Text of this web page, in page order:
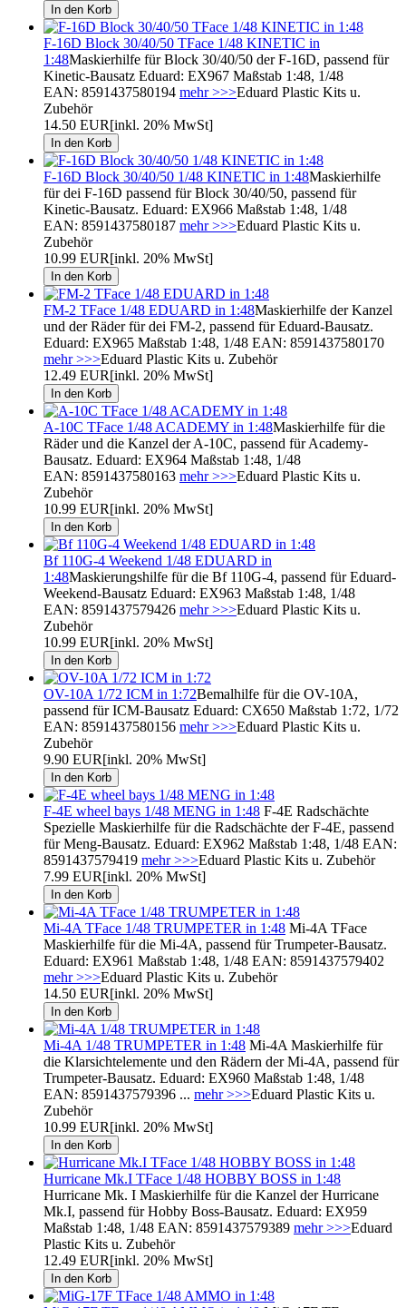
F-16D Block 30/40/50 TFace 1/48 KINETIC in
1:48Maskierhilfe für Block 30/40/50 der F-16D, passend für
Kinetic-Bausatz Eduard: EX967 Maßstab 1:48, 1/48
EAN: 8591437580194 mehr >>>Eduard Plastic Kits u.
Zubehör
14.50 EUR[inkl. 20% MwSt]
F-16D Block 30/40/50 1/48 KINETIC in 1:48Maskierhilfe
für dei F-16D passend für Block 30/40/50, passend für
Kinetic-Bausatz. Eduard: EX966 Maßstab 1:48, 1/48
EAN: 8591437580187 mehr >>>Eduard Plastic Kits u.
Zubehör
10.99 EUR[inkl. 20% MwSt]
FM-2 TFace 1/48 EDUARD in 1:48Maskierhilfe der Kanzel
und der Räder für dei FM-2, passend für Eduard-Bausatz.
Eduard: EX965 Maßstab 1:48, 1/48 EAN: 8591437580170
mehr >>>Eduard Plastic Kits u. Zubehör
12.49 EUR[inkl. 20% MwSt]
A-10C TFace 1/48 ACADEMY in 1:48Maskierhilfe für die
Räder und die Kanzel der A-10C, passend für Academy-
Bausatz. Eduard: EX964 Maßstab 1:48, 1/48
EAN: 8591437580163 mehr >>>Eduard Plastic Kits u.
Zubehör
10.99 EUR[inkl. 20% MwSt]
Bf 110G-4 Weekend 1/48 EDUARD in
1:48Maskierungshilfe für die Bf 110G-4, passend für Eduard-
Weekend-Bausatz Eduard: EX963 Maßstab 1:48, 1/48
EAN: 8591437579426 mehr >>>Eduard Plastic Kits u.
Zubehör
10.99 EUR[inkl. 20% MwSt]
OV-10A 1/72 ICM in 1:72Bemalhilfe für die OV-10A,
passend für ICM-Bausatz Eduard: CX650 Maßstab 1:72, 1/72
EAN: 8591437580156 mehr >>>Eduard Plastic Kits u.
Zubehör
9.90 EUR[inkl. 20% MwSt]
F-4E wheel bays 1/48 MENG in 1:48 F-4E Radschächte
Spezielle Maskierhilfe für die Radschächte der F-4E, passend
für Meng-Bausatz. Eduard: EX962 Maßstab 1:48, 1/48 EAN:
8591437579419 mehr >>>Eduard Plastic Kits u. Zubehör
7.99 EUR[inkl. 20% MwSt]
Mi-4A TFace 1/48 TRUMPETER in 1:48 Mi-4A TFace
Maskierhilfe für die Mi-4A, passend für Trumpeter-Bausatz.
Eduard: EX961 Maßstab 1:48, 1/48 EAN: 8591437579402
mehr >>>Eduard Plastic Kits u. Zubehör
14.50 EUR[inkl. 20% MwSt]
Mi-4A 1/48 TRUMPETER in 1:48 Mi-4A Maskierhilfe für
die Klarsichtelemente und den Rädern der Mi-4A, passend für
Trumpeter-Bausatz. Eduard: EX960 Maßstab 1:48, 1/48
EAN: 8591437579396 ... mehr >>>Eduard Plastic Kits u.
Zubehör
10.99 EUR[inkl. 20% MwSt]
Hurricane Mk.I TFace 1/48 HOBBY BOSS in 1:48
Hurricane Mk. I Maskierhilfe für die Kanzel der Hurricane
Mk.I, passend für Hobby Boss-Bausatz. Eduard: EX959
Maßstab 1:48, 1/48 EAN: 8591437579389 mehr >>>Eduard
Plastic Kits u. Zubehör
12.49 EUR[inkl. 20% MwSt]